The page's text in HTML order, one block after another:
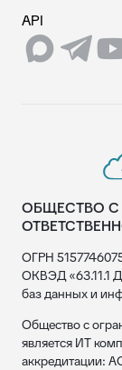
API
ОБЩЕСТВО С
ОГРН
ОКВЭД «63.11.1
баз данных и
Общество с
является ИТ
аккредитации: